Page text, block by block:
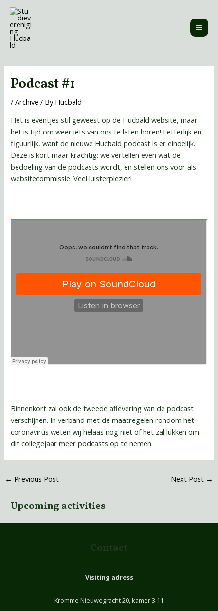
Skip
content
Podcast #1
/Archive / By Hucbald
Het is eventjes stil geweest op de Hucbald website, maar
het is tijd om weer iets van ons te laten horen! Letterlijk en
figuurlijk, want de nieuwe Hucbald podcast is er eindelijk.
Deze is kort maar krachtig: we vertellen even wat de
bedoeling van de podcasts wordt, en stellen ons voor als
websitecommissie. Veel luisterplezier!
Binnenkort zal ook de tweede aflevering van de podcast
verschijnen. In verband met de maatregelen rondom het
coronavirus weten wij helaas nog niet of het zal lukken om
dit collegejaar meer podcasts op te nemen.
← Previous Post Next Post →
Upcoming activities
Contact
Visiting adress
Kromme Nieuwegracht 20, kamer 3.11